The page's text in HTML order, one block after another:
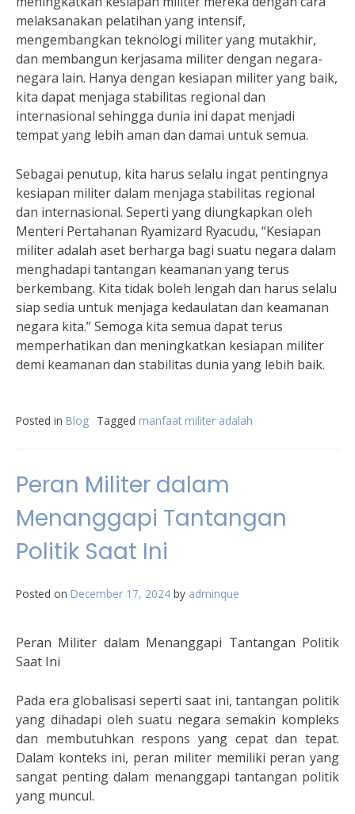
melaksanakan pelatihan yang intensif,
mengembangkan teknologi militer yang mutakhir,
dan membangun kerjasama militer dengan negara-
negara lain. Hanya dengan kesiapan militer yang baik,
kita dapat menjaga stabilitas regional dan
internasional sehingga dunia ini dapat menjadi
tempat yang lebih aman dan damai untuk semua.
Sebagai penutup, kita harus selalu ingat pentingnya
kesiapan militer dalam menjaga stabilitas regional
dan internasional. Seperti yang diungkapkan oleh
Menteri Pertahanan Ryamizard Ryacudu, “Kesiapan
militer adalah aset berharga bagi suatu negara dalam
menghadapi tantangan keamanan yang terus
berkembang. Kita tidak boleh lengah dan harus selalu
siap sedia untuk menjaga kedaulatan dan keamanan
negara kita.” Semoga kita semua dapat terus
memperhatikan dan meningkatkan kesiapan militer
demi keamanan dan stabilitas dunia yang lebih baik.
Posted in Blog Tagged manfaat militer adalah
Peran Militer dalam
Menanggapi Tantangan
Politik Saat Ini
Posted on December 17, 2024 by adminque
Peran Militer dalam Menanggapi Tantangan Politik
Saat Ini
Pada era globalisasi seperti saat ini, tantangan politik
yang dihadapi oleh suatu negara semakin kompleks
dan membutuhkan respons yang cepat dan tepat.
Dalam konteks ini, peran militer memiliki peran yang
sangat penting dalam menanggapi tantangan politik
yang muncul.